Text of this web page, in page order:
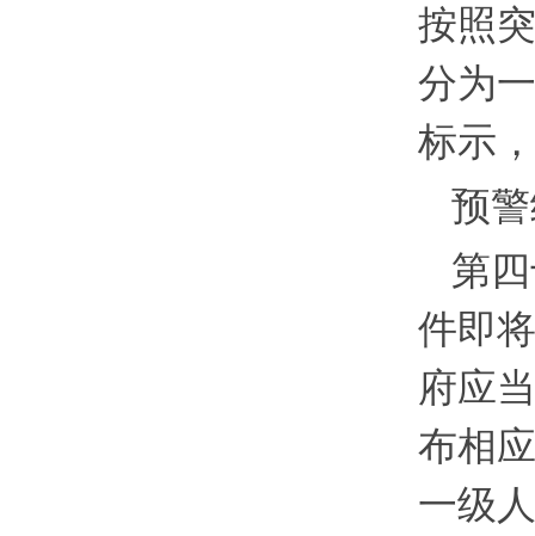
按照
分为
标示
预
第
件即
府应
布相
一级